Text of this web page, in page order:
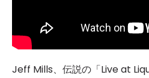
Jeff Mills、伝説の「Live at